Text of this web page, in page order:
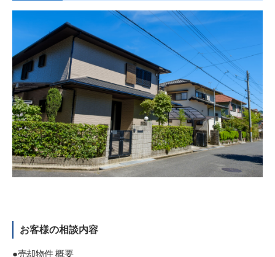
お客様の相談内容
●売却物件 概要